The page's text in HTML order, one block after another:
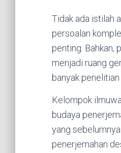
Tidak ada istilah
persoalan
penting. Bahkan,
menjadi ruang
banyak
Kelompok
budaya
yang
penerjemahan